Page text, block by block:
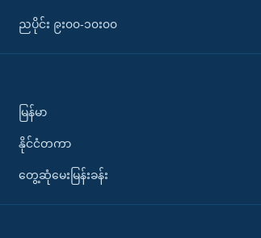
ညပိုင်း ၉း၀၀-၁၀း၀၀
မြန်မာ
နိုင်ငံတကာ
တွေ့ဆုံမေးမြန်းခန်း